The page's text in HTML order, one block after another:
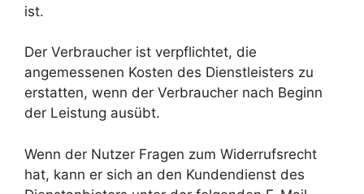
ist.
Der Verbraucher ist verpflichtet, die
angemessenen Kosten des Dienstleisters zu
erstatten, wenn der Verbraucher nach Beginn
der Leistung ausübt.
Wenn der Nutzer Fragen zum Widerrufsrecht
hat, kann er sich an den Kundendienst des